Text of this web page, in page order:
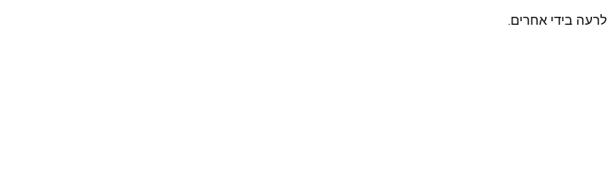
בידי אחרים.